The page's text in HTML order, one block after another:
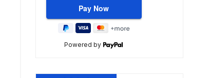
Powered by